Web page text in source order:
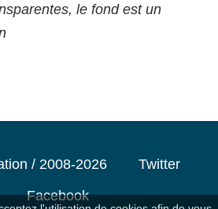
le fond est un
/ 2008-2026
Twitter
Facebook